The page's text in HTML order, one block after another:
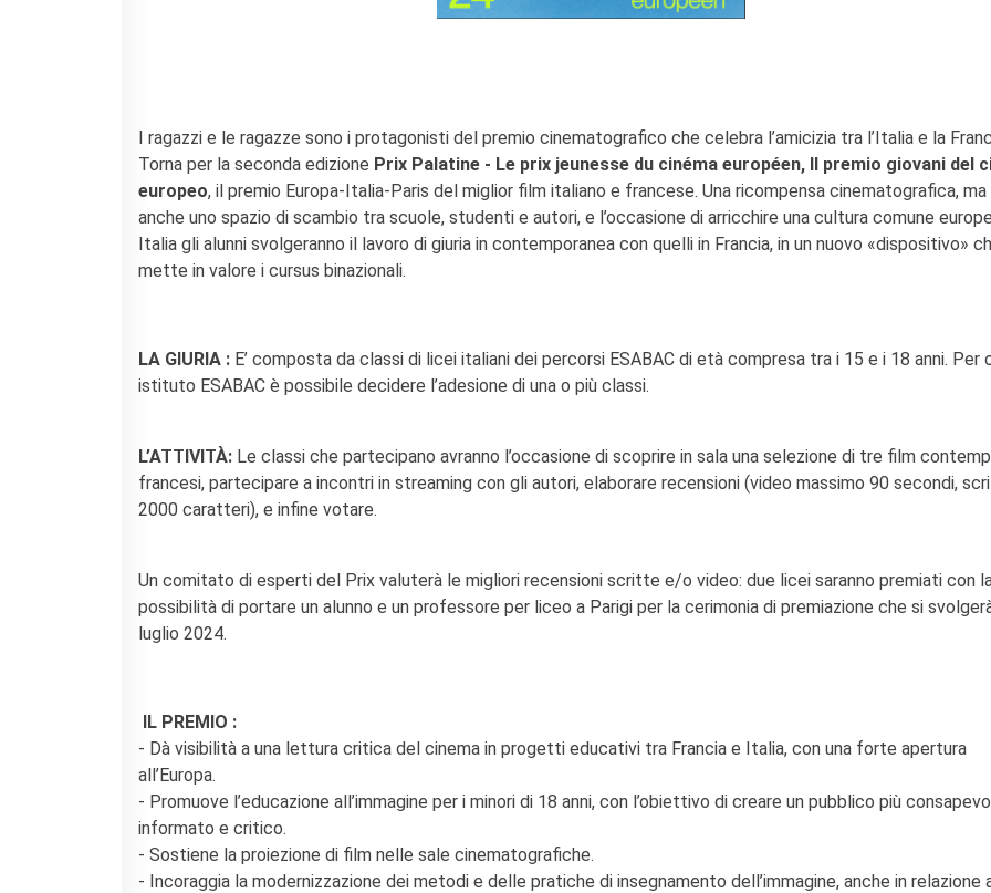
YEP - Young Entrepreneurs
Programme
QUI SOMMES-NOUS ?
Contacts
Organigramme
NOS MÉCÈNES
Le operazioni
I nostri luoghi
I contatti
I nostri sostenitori
Café dell'innovazione
Dialoghi del Farnese
Farnèse à la page
mondo di domani
La Notte delle Idee
Operazioni artistiche
PERCHÉ IMPARARE IL
FRANCESE
RECHERCHER
I ragazzi e le ragazze sono i protagonisti del premio cinematografico che celebra l’amicizia tra l’Italia e la
Torna per la seconda edizione Prix Palatine - Le prix jeunesse du cinéma européen, Il premio giovani del
europeo, il premio Europa-Italia-Paris del miglior film italiano e francese. Una ricompensa cinematografica, ma
anche uno spazio di scambio tra scuole, studenti e autori, e l’occasione di arricchire una cultura comune
Italia gli alunni svolgeranno il lavoro di giuria in contemporanea con quelli in Francia, in un nuovo «dispositivo»
mette in valore i cursus binazionali.
LA GIURIA : E’ composta da classi di licei italiani dei percorsi ESABAC di età compresa tra i 15 e i 18 anni. Per
istituto ESABAC è possibile decidere l’adesione di una o più classi.
L’ATTIVITÀ: Le classi che partecipano avranno l’occasione di scoprire in sala una selezione di tre film
francesi, partecipare a incontri in streaming con gli autori, elaborare recensioni (video massimo 90 secondi,
2000 caratteri), e infine votare.
Un comitato di esperti del Prix valuterà le migliori recensioni scritte e/o video: due licei saranno premiati con
possibilità di portare un alunno e un professore per liceo a Parigi per la cerimonia di premiazione che si
luglio 2024.
IL PREMIO :
- Dà visibilità a una lettura critica del cinema in progetti educativi tra Francia e Italia, con una forte apertura
all’Europa.
- Promuove l’educazione all’immagine per i minori di 18 anni, con l’obiettivo di creare un pubblico più
informato e critico.
- Sostiene la proiezione di film nelle sale cinematografiche.
- Incoraggia la modernizzazione dei metodi e delle pratiche di insegnamento dell’immagine, anche in relazione